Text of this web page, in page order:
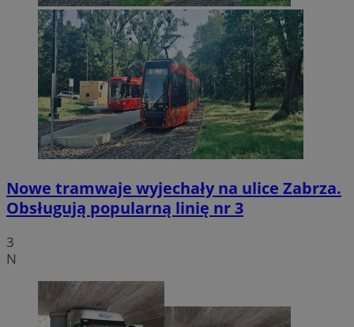
Nowe tramwaje wyjechały na ulice Zabrza.
Obsługują popularną linię nr 3
3
N